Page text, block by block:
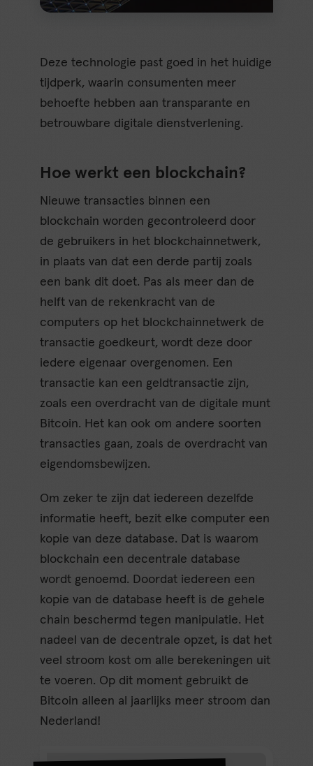
Deze technologie past goed in het huidige
tijdperk, waarin consumenten meer
behoefte hebben aan transparante en
betrouwbare digitale dienstverlening.
Hoe werkt een blockchain?
Nieuwe transacties binnen een
blockchain worden gecontroleerd door
de gebruikers in het blockchainnetwerk,
in plaats van dat een derde partij zoals
een bank dit doet. Pas als meer dan de
helft van de rekenkracht van de
computers op het blockchainnetwerk de
transactie goedkeurt, wordt deze door
iedere eigenaar overgenomen. Een
transactie kan een geldtransactie zijn,
zoals een overdracht van de digitale munt
Bitcoin. Het kan ook om andere soorten
transacties gaan, zoals de overdracht van
eigendomsbewijzen.
Om zeker te zijn dat iedereen dezelfde
informatie heeft, bezit elke computer een
kopie van deze database. Dat is waarom
blockchain een decentrale database
wordt genoemd. Doordat iedereen een
kopie van de database heeft is de gehele
chain beschermd tegen manipulatie. Het
nadeel van de decentrale opzet, is dat het
veel stroom kost om alle berekeningen uit
te voeren. Op dit moment gebruikt de
Bitcoin alleen al jaarlijks meer stroom dan
Nederland!